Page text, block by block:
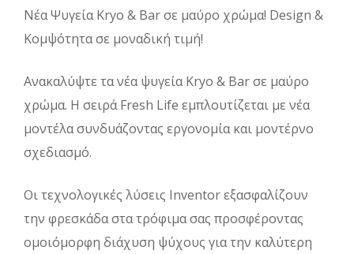
Νέα Ψυγεία Kryo & Βar σε μαύρο χρώμα! Design &
Κομψότητα σε μοναδική τιμή!
Ανακαλύψτε τα νέα ψυγεία Kryo & Bar σε μαύρο
χρώμα. Η σειρά Fresh Life εμπλουτίζεται με νέα
μοντέλα συνδυάζοντας εργονομία και μοντέρνο
σχεδιασμό.
Οι τεχνολογικές λύσεις Inventor εξασφαλίζουν
την φρεσκάδα στα τρόφιμα σας προσφέροντας
ομοιόμορφη διάχυση ψύχους για την καλύτερη